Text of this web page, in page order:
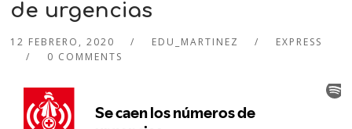
de urgencias
12 FEBRERO, 2020 EDU_MARTINEZ
EXPRESS
0 COMMENTS